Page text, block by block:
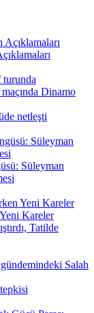
netleşti
Süleyman
Tatilde